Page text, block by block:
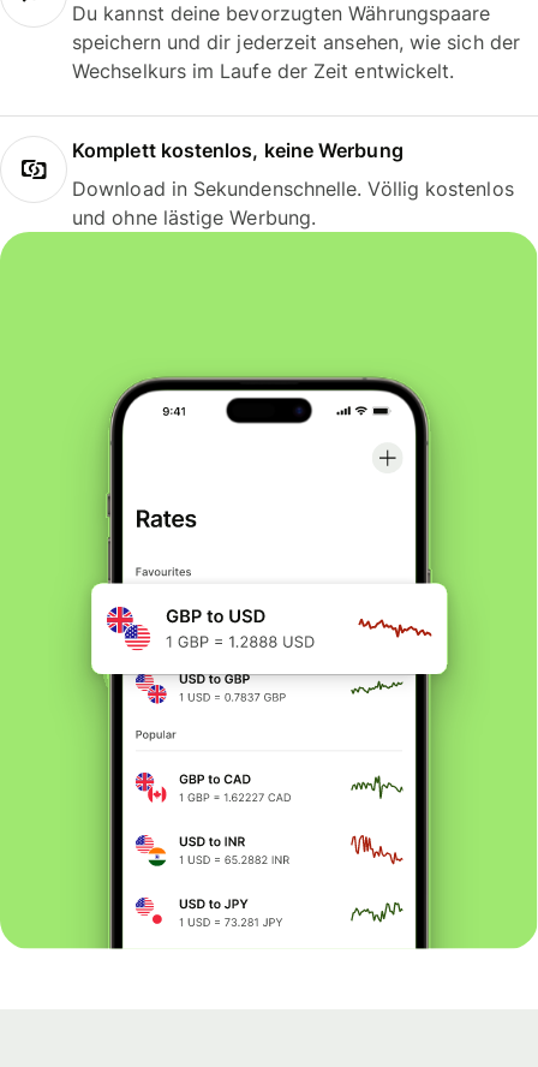
Du kannst deine bevorzugten Währungspaare
speichern und dir jederzeit ansehen, wie sich der
Wechselkurs im Laufe der Zeit entwickelt.
Komplett kostenlos, keine Werbung
Download in Sekundenschnelle. Völlig kostenlos
und ohne lästige Werbung.